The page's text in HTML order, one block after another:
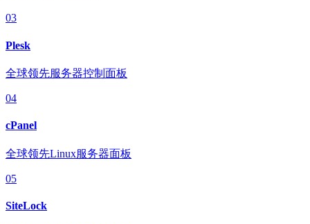
03
Plesk
全球领先服务器控制面板
04
cPanel
全球领先Linux服务器面板
05
SiteLock